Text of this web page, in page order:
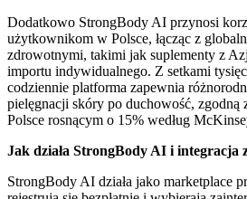
Dodatkowo StrongBody AI przynosi
użytkownikom w Polsce, łącząc z
zdrowotnymi, takimi jak suplementy z
importu indywidualnego. Z setkami
codziennie platforma zapewnia
pielęgnacji skóry po duchowość, zgodną
Polsce rosnącym o 15% według
Jak działa StrongBody AI i integracja
StrongBody AI działa jako marketplace